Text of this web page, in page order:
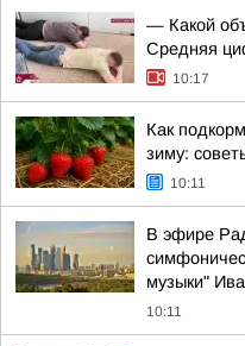
— Какой
Средняя
10:17
Как
зиму:
10:11
В эфире
музыки"
10:11